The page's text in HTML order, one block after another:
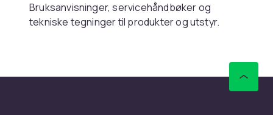
Bruksanvisninger, servicehåndbøker og
tekniske tegninger til produkter og utstyr.